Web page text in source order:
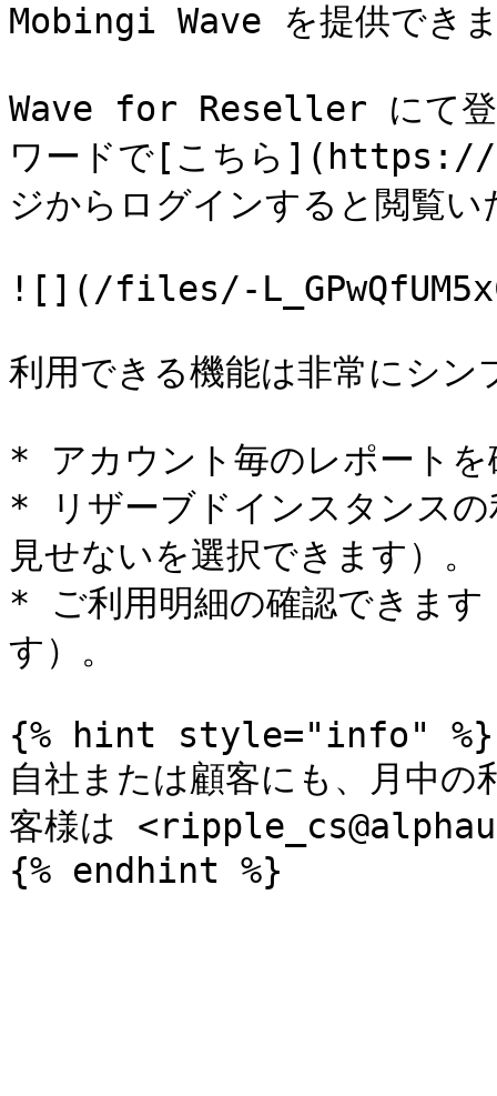
Mobingi Wave を提供でき
Wave for Reseller にて登
ワードで[こちら](https://
ジからログインすると閲覧い
![](/files/-
利用できる機能は非常にシ
* アカウント毎のレポートを
* リザーブドインスタンスの
見せないを選択できます）。
* ご利用明細の確認できます
す）。
{% hint style="info" %}
自社または顧客にも、月中
客様は